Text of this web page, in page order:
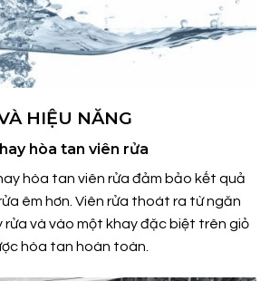
HIỆU NĂNG
hòa tan viên rửa
hòa tan viên rửa đảm bảo kết quả
êm hơn. Viên rửa thoát ra từ ngăn
và vào một khay đặc biệt trên giỏ
hòa tan hoàn toàn.